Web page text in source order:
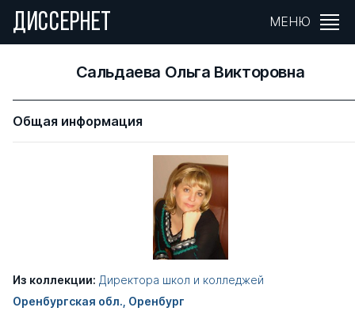
ДИССЕРНЕТ МЕНЮ
Сальдаева Ольга Викторовна
Общая информация
Из коллекции: Директора школ и колледжей
Оренбургская обл., Оренбург